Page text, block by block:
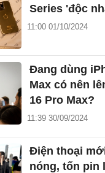
Series 'độc
11:00 01/10/2024
Đang dùng
Max có nên
16 Pro Max?
11:39 30/09/2024
Điện thoại
nóng, tốn pin